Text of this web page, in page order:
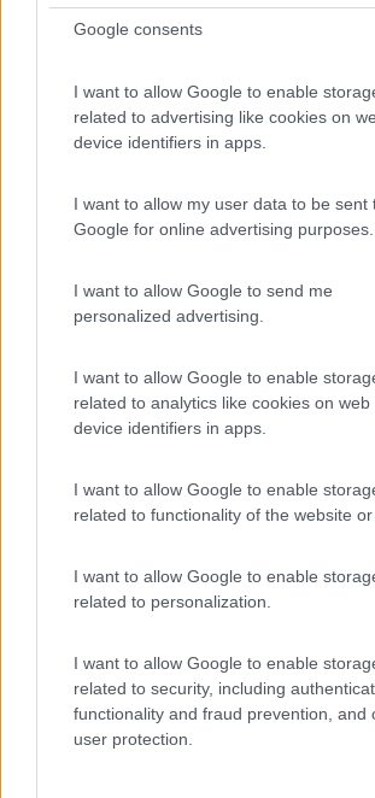
Google consents
I want to allow Google to enable
related to advertising like cookies on
device identifiers in apps.
I want to allow my user data to be sent
Google for online advertising purposes.
I want to allow Google to send me
personalized advertising.
I want to allow Google to enable
related to analytics like cookies on web
device identifiers in apps.
I want to allow Google to enable
related to functionality of the website or
I want to allow Google to enable
related to personalization.
I want to allow Google to enable
related to security, including
functionality and fraud prevention, and
user protection.
Area di sosta (AA)
9,3 9
Servizi / Posizione
Libiola (MN) - 19.7km
Via Cantoni Belfiore, 8